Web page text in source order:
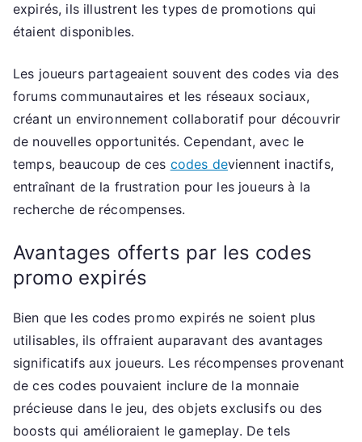
expirés, ils illustrent les types de promotions qui
étaient disponibles.
Les joueurs partageaient souvent des codes via des
forums communautaires et les réseaux sociaux,
créant un environnement collaboratif pour découvrir
de nouvelles opportunités. Cependant, avec le
temps, beaucoup de ces codes deviennent inactifs,
entraînant de la frustration pour les joueurs à la
recherche de récompenses.
Avantages offerts par les codes
promo expirés
Bien que les codes promo expirés ne soient plus
utilisables, ils offraient auparavant des avantages
significatifs aux joueurs. Les récompenses provenant
de ces codes pouvaient inclure de la monnaie
précieuse dans le jeu, des objets exclusifs ou des
boosts qui amélioraient le gameplay. De tels